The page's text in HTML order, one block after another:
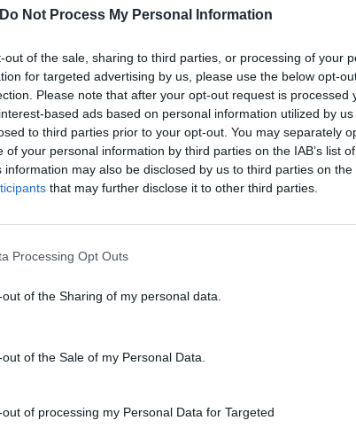
Do Not Process My Personal Information
out of the sale, sharing to third parties, or processing of your
for targeted advertising by us, please use the below opt-
Please note that after your opt-out request is processed
based ads based on personal information utilized by
to third parties prior to your opt-out. You may separately
of your personal information by third parties on the IAB’s list
information may also be disclosed by us to third parties on the
that may further disclose it to other third parties.
Processing Opt Outs
of the Sharing of my personal data.
of the Sale of my Personal Data.
of processing my Personal Data for Targeted